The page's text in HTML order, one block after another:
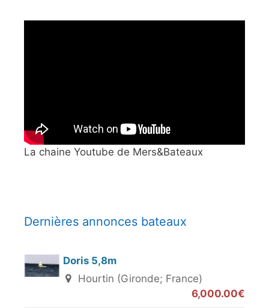
La chaine Youtube de Mers&Bateaux
Dernières annonces bateaux
Doris 5,8m
Hourtin (Gironde; France)
6,000.00€